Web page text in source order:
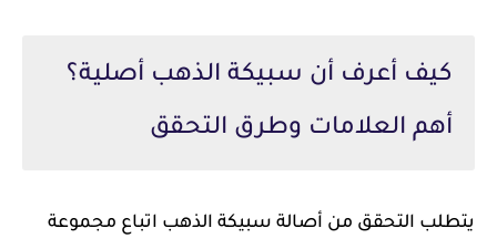
كيف أعرف أن سبيكة الذهب أصلية؟
أهم العلامات وطرق التحقق
يتطلب التحقق من أصالة سبيكة الذهب اتباع مجموعة